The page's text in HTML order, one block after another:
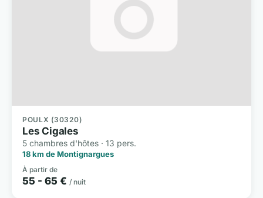
POULX (30320)
Les Cigales
5 chambres d'hôtes · 13 pers.
18 km de Montignargues
À partir de
55 - 65 € / nuit